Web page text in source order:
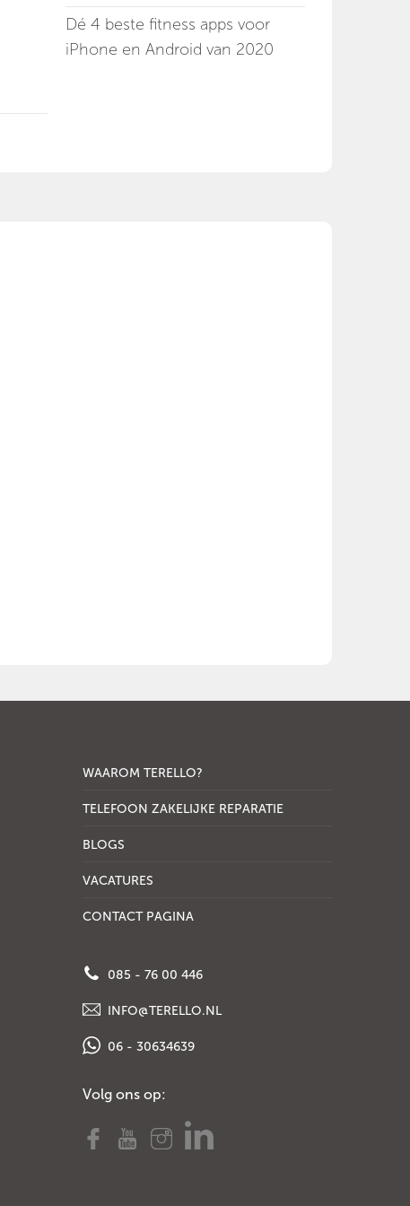
Dé 4 beste fitness apps voor
iPhone en Android van 2020
WAAROM TERELLO?
TELEFOON ZAKELIJKE REPARATIE
BLOGS
VACATURES
CONTACT PAGINA
085 - 76 00 446
INFO@TERELLO.NL
06 - 30634639
Volg ons op: